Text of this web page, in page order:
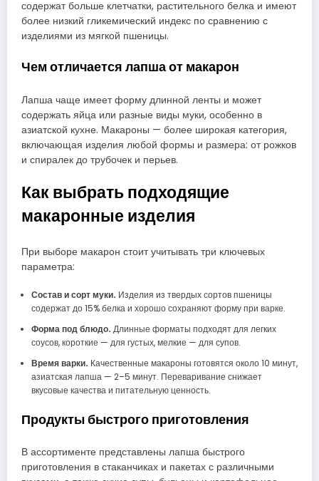
содержат больше клетчатки, растительного белка и имеют
более низкий гликемический индекс по сравнению с
изделиями из мягкой пшеницы.
Чем отличается лапша от макарон
Лапша чаще имеет форму длинной ленты и может
содержать яйца или разные виды муки, особенно в
азиатской кухне. Макароны — более широкая категория,
включающая изделия любой формы и размера: от рожков
и спиралек до трубочек и перьев.
Как выбрать подходящие
макаронные изделия
При выборе макарон стоит учитывать три ключевых
параметра:
Состав и сорт муки. Изделия из твердых сортов пшеницы
содержат до 15% белка и хорошо сохраняют форму при варке.
Форма под блюдо. Длинные форматы подходят для легких
соусов, короткие — для густых, мелкие — для супов.
Время варки. Качественные макароны готовятся около 10 минут,
азиатская лапша — 2–5 минут. Переваривание снижает
вкусовые качества и питательную ценность.
Продукты быстрого приготовления
В ассортименте представлены лапша быстрого
приготовления в стаканчиках и пакетах с различными